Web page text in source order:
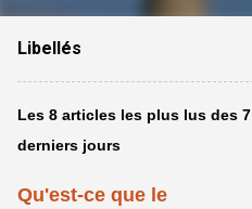
Libellés
Les 8 articles les plus lus des 7
derniers jours
Qu'est-ce que le